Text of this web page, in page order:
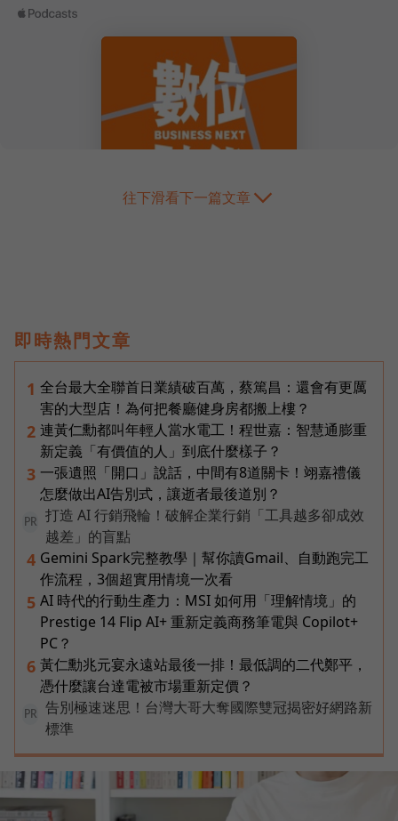
往下滑看下一篇文章
即時熱門文章
1 全台最大全聯首日業績破百萬，蔡篤昌：還會有更厲
害的大型店！為何把餐廳健身房都搬上樓？
2 連黃仁勳都叫年輕人當水電工！程世嘉：智慧通膨重
新定義「有價值的人」到底什麼樣子？
3 一張遺照「開口」說話，中間有8道關卡！翊嘉禮儀
怎麼做出AI告別式，讓逝者最後道別？
PR
打造 AI 行銷飛輪！破解企業行銷「工具越多卻成效
越差」的盲點
4 Gemini Spark完整教學｜幫你讀Gmail、自動跑完工
作流程，3個超實用情境一次看
5 AI 時代的行動生產力：MSI 如何用「理解情境」的
Prestige 14 Flip AI+ 重新定義商務筆電與 Copilot+
PC？
6 黃仁勳兆元宴永遠站最後一排！最低調的二代鄭平，
憑什麼讓台達電被市場重新定價？
PR
告別極速迷思！台灣大哥大奪國際雙冠揭密好網路新
標準